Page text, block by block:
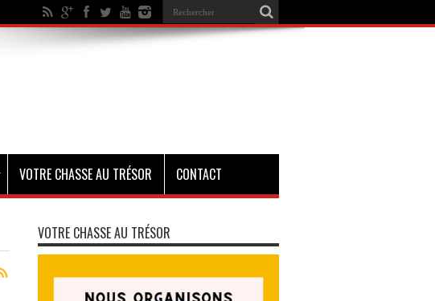
VOTRE CHASSE AU TRÉSOR CONTACT
VOTRE CHASSE AU TRÉSOR